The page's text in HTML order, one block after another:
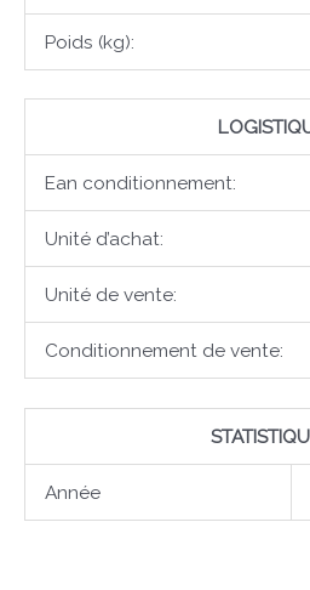
Poids (kg):
Ean conditionnement:
Unité d’achat:
Unité de vente:
Conditionnement de vente:
Année